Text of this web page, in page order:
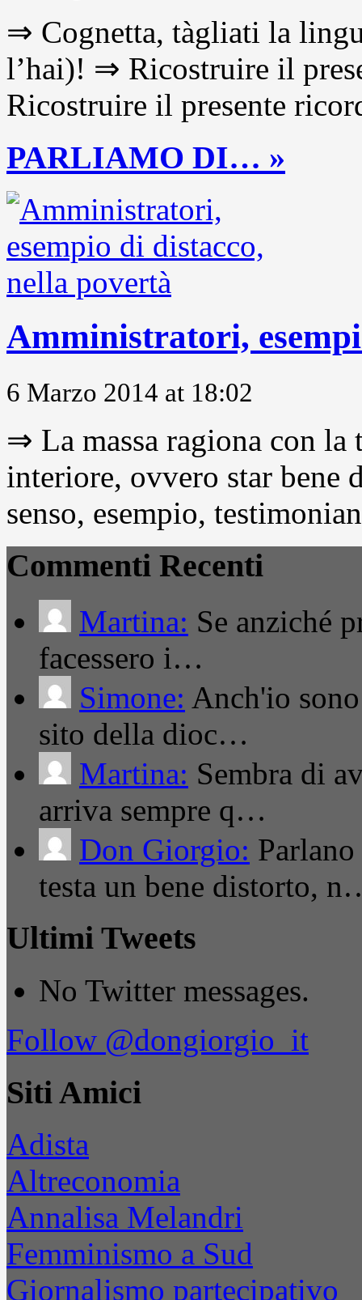
⇒ Cognetta, tàgliati la
l’hai)! ⇒ Ricostruire il
Ricostruire il presente
PARLIAMO DI… »
Amministratori,
6 Marzo 2014 at 18:02
⇒ La massa ragiona con
interiore, ovvero star
senso, esempio,
Commenti Recenti
Martina: Se anziché
facessero i…
Simone: Anch'io
sito della dioc…
Martina: Sembra di
arriva sempre q…
Don Giorgio:
testa un bene distorto,
Ultimi Tweets
No Twitter messages.
Follow @dongiorgio_it
Siti Amici
Adista
Altreconomia
Annalisa Melandri
Femminismo a Sud
Giornalismo partecipativo